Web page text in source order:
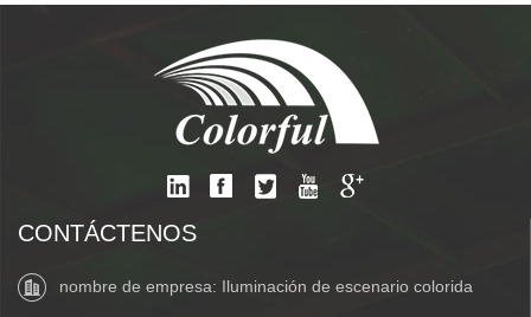
CONTÁCTENOS
nombre de empresa: Iluminación de escenario colorida